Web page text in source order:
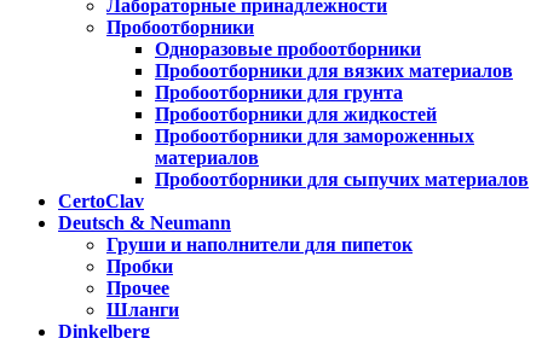
Лабораторные принадлежности
Пробоотборники
Одноразовые пробоотборники
Пробоотборники для вязких материалов
Пробоотборники для грунта
Пробоотборники для жидкостей
Пробоотборники для замороженных
материалов
Пробоотборники для сыпучих материалов
CertoClav
Deutsch & Neumann
Груши и наполнители для пипеток
Пробки
Прочее
Шланги
Dinkelberg